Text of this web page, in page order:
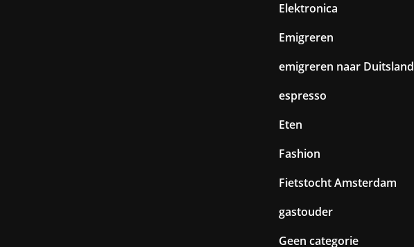
Elektronica
Emigreren
emigreren naar Duitsland
espresso
Eten
Fashion
Fietstocht Amsterdam
gastouder
Geen categorie